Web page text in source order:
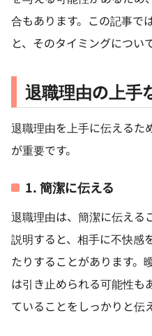
合もあります。この記事で
と、そのタイミングについ
退職理由の上手
退職理由を上手に伝えるた
が重要です。
1. 簡潔に伝える
退職理由は、簡潔に伝える
説明すると、相手に不快感
たりすることがあります。
は引き止められる可能性も
ていることをしっかりと伝